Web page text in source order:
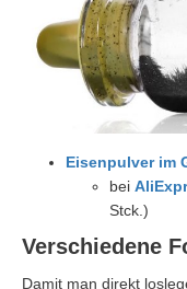
Eisenpulver im
bei
Stck.)
Verschiedene
Damit man direkt